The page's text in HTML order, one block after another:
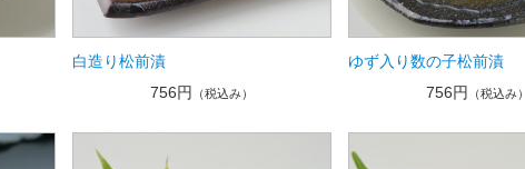
白造り松前漬
756円
（税込み）
ゆず入り数の子松前漬
756円
（税込み）